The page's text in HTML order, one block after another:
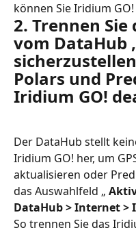
können Sie Iridium
2. Trennen
vom DataHub
Polars und
Iridium GO!
Der DataHub stellt
Iridium GO! her, um
aktualisieren oder
das Auswahlfeld „
DataHub > Internet >
So trennen Sie das